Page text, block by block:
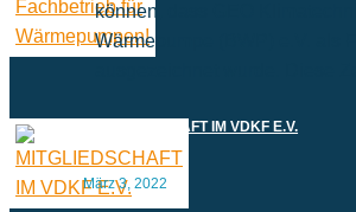
können, dass GEO
Wärmepumpe (BWP) e.V. als
MITGLIEDSCHAFT IM VDKF E.V.
März 3, 2022